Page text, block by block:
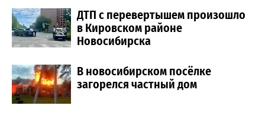
ДТП с перевертышем произошло
в Кировском районе
Новосибирска
В новосибирском посёлке
загорелся частный дом